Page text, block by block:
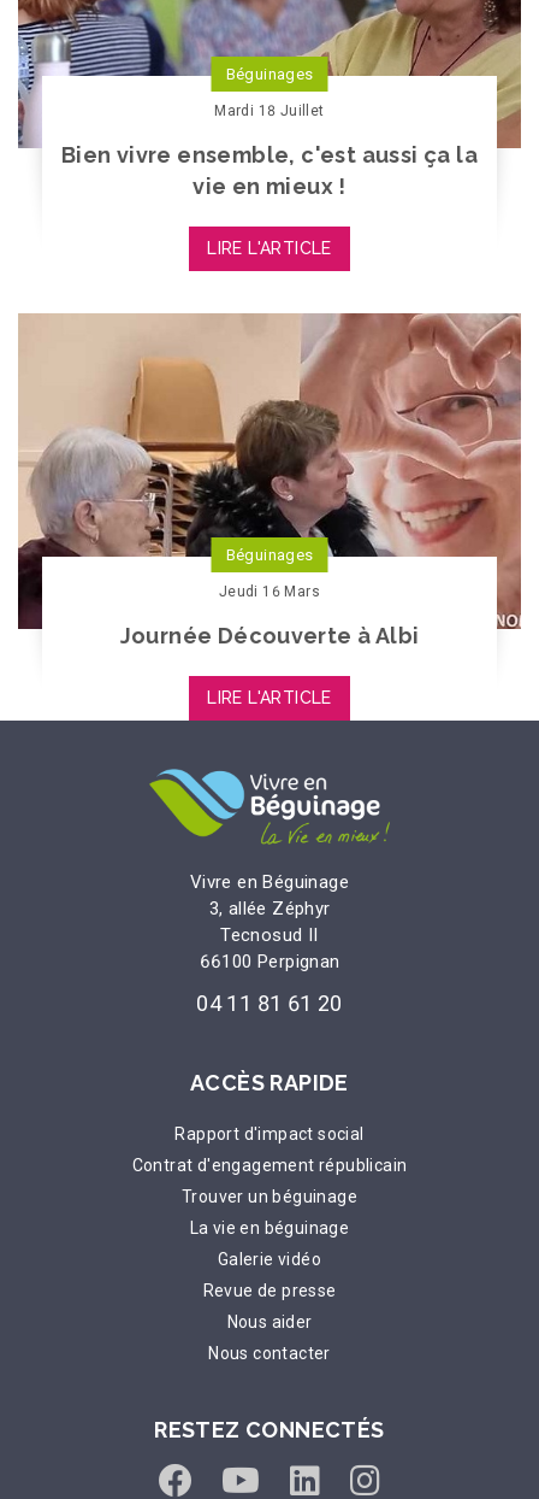
Béguinages
Mardi 18 Juillet
Bien vivre ensemble, c'est aussi ça la
vie en mieux !
LIRE L'ARTICLE
Béguinages
Jeudi 16 Mars
Journée Découverte à Albi
LIRE L'ARTICLE
Vivre en Béguinage
3, allée Zéphyr
Tecnosud II
66100 Perpignan
04 11 81 61 20
ACCÈS RAPIDE
Rapport d'impact social
Contrat d'engagement républicain
Trouver un béguinage
La vie en béguinage
Galerie vidéo
Revue de presse
Nous aider
Nous contacter
RESTEZ CONNECTÉS